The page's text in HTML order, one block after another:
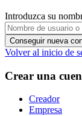
Introduzca su
Volver al inicio de
Crear una
Creador
Empresa